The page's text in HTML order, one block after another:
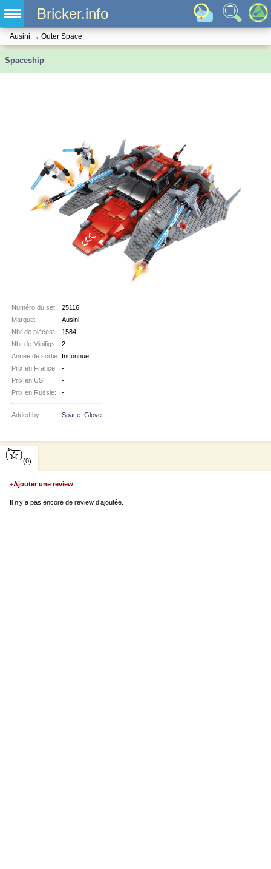
Bricker.info
Ausini → Outer Space
Spaceship
Numéro du set:
25116
Marque:
Ausini
Nbr de pièces:
1584
Nbr de Minifigs:
2
Année de sortie: Inconnue
Prix en France:
-
Prix en US:
-
Prix en Russie:
-
Added by: Space_Glove
(0)
+Ajouter une review
Il n’y a pas encore de review d’ajoutée.